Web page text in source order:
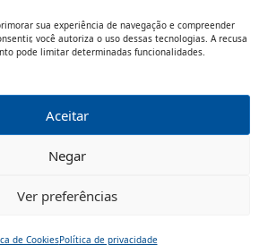
sua experiência de navegação e compreender
você autoriza o uso dessas tecnologias. A recusa
pode limitar determinadas funcionalidades.
Aceitar
Negar
Ver preferências
de CookiesPolítica de privacidade
POLÍTICA DE PRIVACIDADE
OS DIREITOS RESERVADOS